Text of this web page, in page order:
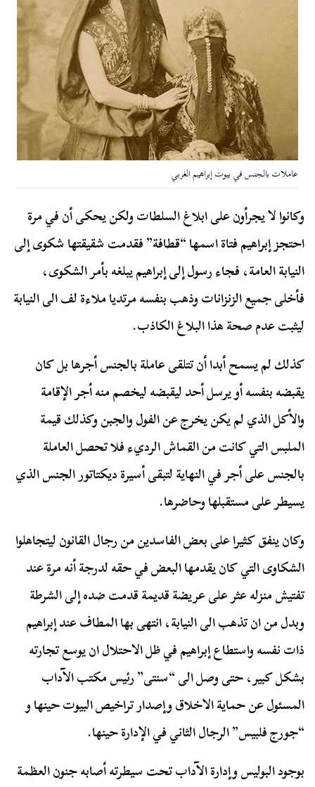
عاملات بالجنس في بيوت إبراهيم الغربي
وكانوا لا يجرأون على ابلاغ السلطات ولكن يحكى أن في مرة
احتجز إبراهيم فتاة اسمها “قطافة” فقدمت شقيقتها شكوى إلى
النيابة العامة، فجاء رسول إلى إبراهيم يبلغه بأمر الشكوى،
فأخلى جميع الزنزانات وذهب بنفسه مرتديا ملاءة لف الى النيابة
ليثبت عدم صحة هذا البلاغ الكاذب.
كذلك لم يسمح أبدا أن تتلقى عاملة بالجنس أجرها بل كان
يقبضه بنفسه أو يرسل أحد ليقبضه ليخصم منه أجر الإقامة
والأكل الذي لم يكن يخرج عن الفول والجبن وكذلك قيمة
الملبس التي كانت من القماش الرديء فلا تحصل العاملة
بالجنس على أجر في النهاية لتبقى أسيرة ديكتاتور الجنس الذي
يسيطر على مستقبلها وحاضرها.
وكان ينفق كثيرا على بعض الفاسدين من رجال القانون ليتجاهلوا
الشكاوى التي كان يقدمها البعض في حقه لدرجة أنه مرة عند
تفتيش منزله عثر على عريضة قديمة قدمت ضده إلى الشرطة
وبدل من ان تذهب الى النيابة، انتهى بها المطاف عند إبراهيم
ذات نفسه واستطاع إبراهيم في ظل الاحتلال ان يوسع تجارته
بشكل كبير، حتى وصل الى “سنتى” رئيس مكتب الآداب
المسئول عن حماية الاخلاق وإصدار تراخيص البيوت حينها و
“جورج فلبيس” الرجال الثاني في الإدارة حينها.
بوجود البوليس وإدارة الآداب تحت سيطرته أصابه جنون العظمة